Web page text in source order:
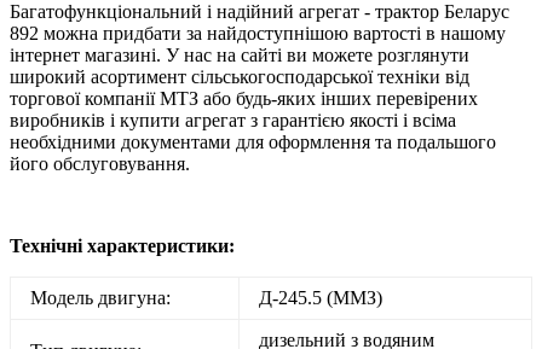
Багатофункціональний і надійний агрегат - трактор Беларус
892 можна придбати за найдоступнішою вартості в нашому
інтернет магазині. У нас на сайті ви можете розглянути
широкий асортимент сільськогосподарської техніки від
торгової компанії МТЗ або будь-яких інших перевірених
виробників і купити агрегат з гарантією якості і всіма
необхідними документами для оформлення та подальшого
його обслуговування.
Технічні характеристики:
Модель двигуна: Д-245.5 (ММЗ)
дизельний з водяним